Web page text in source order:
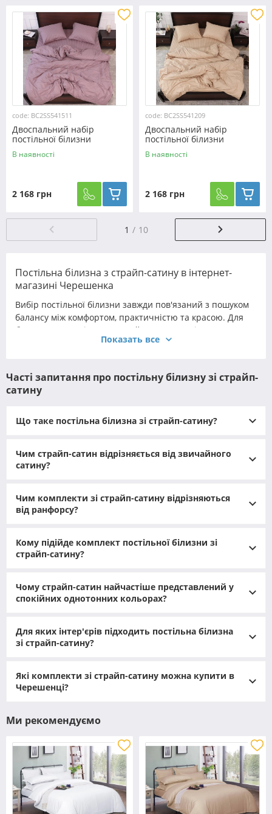
code: BC2SS541511
Двоспальний набір
постільної білизни
180*220 з Страйп Сатину
№541511
В наявності
2 168 грн
code: BC2SS541209
Двоспальний набір
постільної білизни
180*220 з Страйп Сатину
№541209
В наявності
2 168 грн
1 10
Постільна білизна з страйп-сатину в інтернет-
магазині Черешенка
Вибір постільної білизни завжди пов'язаний з пошуком
балансу між комфортом, практичністю та красою. Для
багатьох покупців саме страйп-сатин постіль стає
оптимальним рішенням, адже вона не лише тішить око
бавовняних полотен, страйп-сатин створюється за
технологією сатинового переплетення, де нитки
шовковистим і стійким до прання, а характерний
Коли ви обираєте постільну білизну страйп-сатин, ви
отримуєте не просто текстиль для сну, а елемент
інтер'єру, здатний змінити атмосферу спальні. Така
але при цьому залишається зручною та легкою у
догляді. Вона підходить як для щоденного використання
наборів.
Показать все
Часті запитання про постільну білизну зі страйп-
сатину
Що таке постільна білизна зі страйп-сатину?
Чим страйп-сатин відрізняється від звичайного
сатину?
Чим комплекти зі страйп-сатину відрізняються
від ранфорсу?
Кому підійде комплект постільної білизни зі
страйп-сатину?
Чому страйп-сатин найчастіше представлений у
спокійних однотонних кольорах?
Для яких інтер'єрів підходить постільна білизна
зі страйп-сатину?
Які комплекти зі страйп-сатину можна купити в
Черешенці?
Ми рекомендуємо